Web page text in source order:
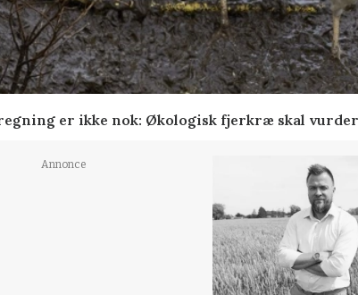
er ikke nok: Økologisk fjerkræ skal
Annonce